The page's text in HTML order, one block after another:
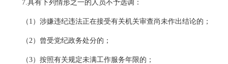
7.具有下列情形之一的人员不予选调：
（1）涉嫌违纪违法正在接受有关机关审查尚未作出结论的；
（2）曾受党纪政务处分的；
（3）按照有关规定未满工作服务年限的；